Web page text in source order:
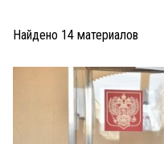
ПРОИСШЕСТВИЯ
СТИЛЬ ЖИЗНИ
Найдено 14 материалов